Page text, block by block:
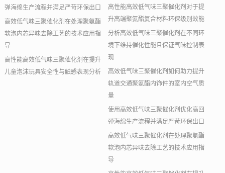
弹海绵生产流程并满足严苛环保出口
高效低气味三聚催化剂在处理聚氨酯
软泡内芯异味去除工艺的技术应用指
导
高性能高效低气味三聚催化剂在提升
儿童泡沫玩具安全性与触感表现分析
高性能高效低气味三聚催化剂对于提
升高端聚氨酯复合材料环保级别效能
分析高效低气味三聚催化剂在不同环
境下维持催化性能且保证气味控制表
现
高效低气味三聚催化剂如何助力提升
轨道交通聚氨酯内饰件的室内空气质
量
使用高效低气味三聚催化剂优化高回
弹海绵生产流程并满足严苛环保出口
高效低气味三聚催化剂在处理聚氨酯
软泡内芯异味去除工艺的技术应用指
导